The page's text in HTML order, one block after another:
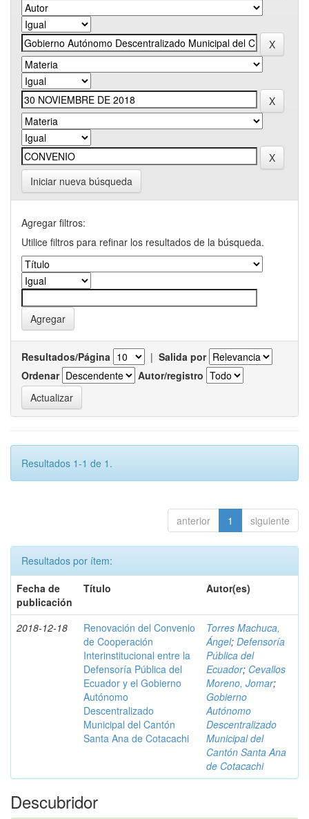
Iniciar nueva búsqueda
Agregar filtros:
Utilice filtros para refinar los resultados de la búsqueda.
Resultados/Página | Salida por
Ordenar
Autor/registro
Resultados 1-1 de 1.
anterior 1 siguiente
Resultados por ítem:
Fecha de
publicación
Título Autor(es)
2018-12-18
Renovación del Convenio
de Cooperación
Interinstitucional entre la
Defensoría Pública del
Ecuador y el Gobierno
Autónomo
Descentralizado
Municipal del Cantón
Santa Ana de Cotacachi
Torres Machuca,
Ángel; Defensoría
Pública del
Ecuador; Cevallos
Moreno, Jomar;
Gobierno
Autónomo
Descentralizado
Municipal del
Cantón Santa Ana
de Cotacachi
Descubridor